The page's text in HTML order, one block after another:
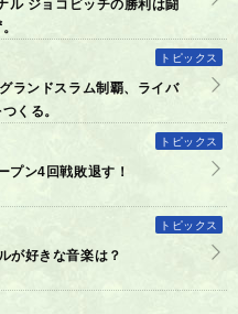
ル ジョコビッチの勝利は闘
トピックス
ランドスラム制覇、ライバ
くる。
トピックス
プン4回戦敗退す！
トピックス
が好きな音楽は？